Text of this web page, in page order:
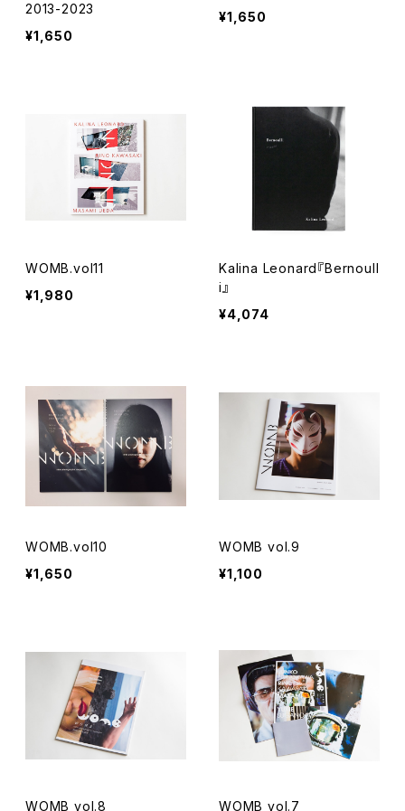
2013-2023
¥1,650
¥1,650
WOMB.vol11
¥1,980
Kalina Leonard『Bernoull
i』
¥4,074
WOMB.vol10
¥1,650
WOMB vol.9
¥1,100
WOMB vol.8
WOMB vol.7